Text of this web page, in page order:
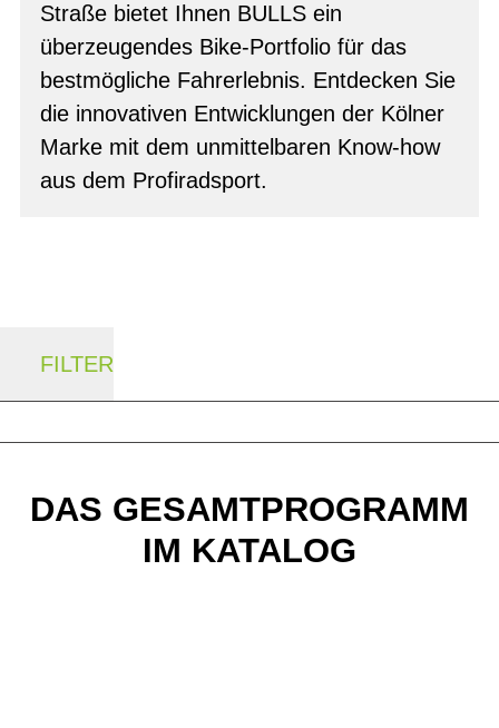
Straße bietet Ihnen BULLS ein
überzeugendes Bike-Portfolio für das
bestmögliche Fahrerlebnis. Entdecken Sie
die innovativen Entwicklungen der Kölner
Marke mit dem unmittelbaren Know-how
aus dem Profiradsport.
FILTER
DAS GESAMTPROGRAMM
IM KATALOG